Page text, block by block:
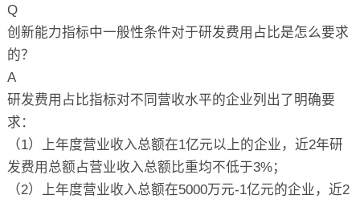
Q
创新能力指标中一般性条件对于研发费用占比是怎么要求
的？
A
研发费用占比指标对不同营收水平的企业列出了明确要
求：
（1）上年度营业收入总额在1亿元以上的企业，近2年研
发费用总额占营业收入总额比重均不低于3%；
（2）上年度营业收入总额在5000万元-1亿元的企业，近2